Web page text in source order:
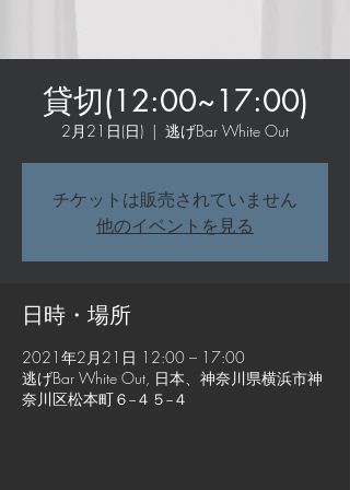
貸切(12:00~17:00)
2月21日(日)
  |
逃げBar White Out
チケットは販売されていません
他のイベントを見る
日時・場所
2021年2月21日 12:00 – 17:00
逃げBar White Out, 日本、神奈川県横浜市神
奈川区松本町６−４５−４